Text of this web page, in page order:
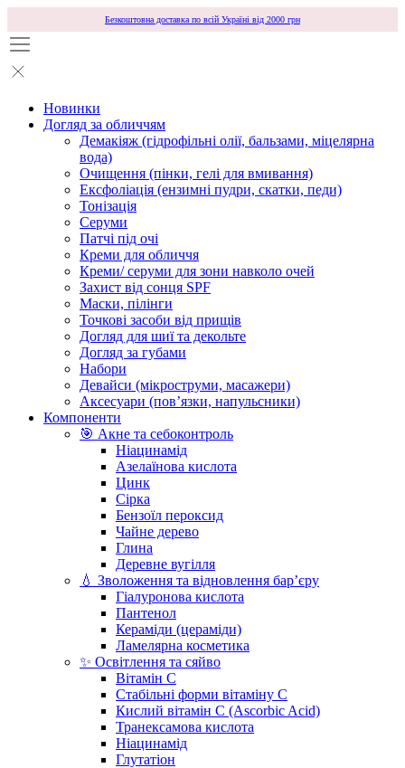
Безкоштовна доставка по всій Україні від 2000 грн
Новинки
Догляд за обличчям
Демакіяж (гідрофільні олії, бальзами, міцелярна
вода)
Очищення (пінки, гелі для вмивання)
Ексфоліація (ензимні пудри, скатки, педи)
Тонізація
Серуми
Патчі під очі
Креми для обличчя
Креми/ серуми для зони навколо очей
Захист від сонця SPF
Маски, пілінги
Точкові засоби від прищів
Догляд для шиї та декольте
Догляд за губами
Набори
Девайси (мікроструми, масажери)
Аксесуари (повʼязки, напульсники)
Компоненти
🎯 Акне та себоконтроль
Ніацинамід
Азелаїнова кислота
Цинк
Сірка
Бензоїл пероксид
Чайне дерево
Глина
Деревне вугілля
💧 Зволоження та відновлення бар’єру
Гіалуронова кислота
Пантенол
Кераміди (цераміди)
Ламелярна косметика
✨ Освітлення та сяйво
Вітамін С
Стабільні форми вітаміну С
Кислий вітамін С (Ascorbic Acid)
Транексамова кислота
Ніацинамід
Глутатіон